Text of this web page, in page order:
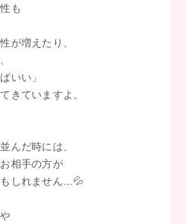
も
が増えたり、
いい」
きていますよ。
んだ時には、
相手の方が
しれません…💦